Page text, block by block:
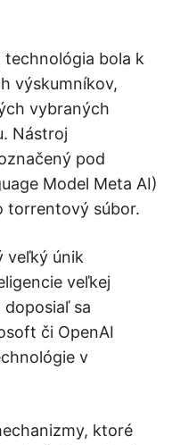
bola k
výskumníkov,
vybraných
Nástroj
pod
Model Meta AI)
torrentový súbor.
veľký únik
veľkej
sa
či OpenAI
v
ktoré